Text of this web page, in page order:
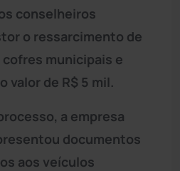
conselheiros
o ressarcimento de
cofres municipais e
valor de R$ 5 mil.
a empresa
documentos
aos veículos